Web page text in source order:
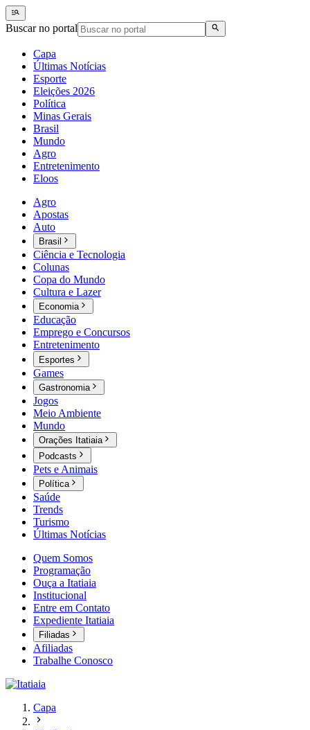
Buscar no portal
Capa
Últimas Notícias
Esporte
Eleições 2026
Política
Minas Gerais
Brasil
Mundo
Agro
Entretenimento
Eloos
Agro
Apostas
Auto
Brasil
Ciência e Tecnologia
Colunas
Copa do Mundo
Cultura e Lazer
Economia
Educação
Emprego e Concursos
Entretenimento
Esportes
Games
Gastronomia
Jogos
Meio Ambiente
Mundo
Orações Itatiaia
Podcasts
Pets e Animais
Política
Saúde
Trends
Turismo
Últimas Notícias
Quem Somos
Programação
Ouça a Itatiaia
Institucional
Entre em Contato
Expediente Itatiaia
Filiadas
Afiliadas
Trabalhe Conosco
Capa